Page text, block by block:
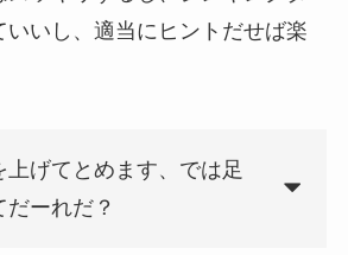
いいし、適当にヒントだせば楽
上げてとめます、では足
ーれだ？